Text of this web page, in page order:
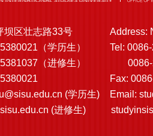
坝区壮志路33号
Address:
（学历生）
Tel:
（进修生）
0086-
Fax:
(学历生) Email:
(进修生)